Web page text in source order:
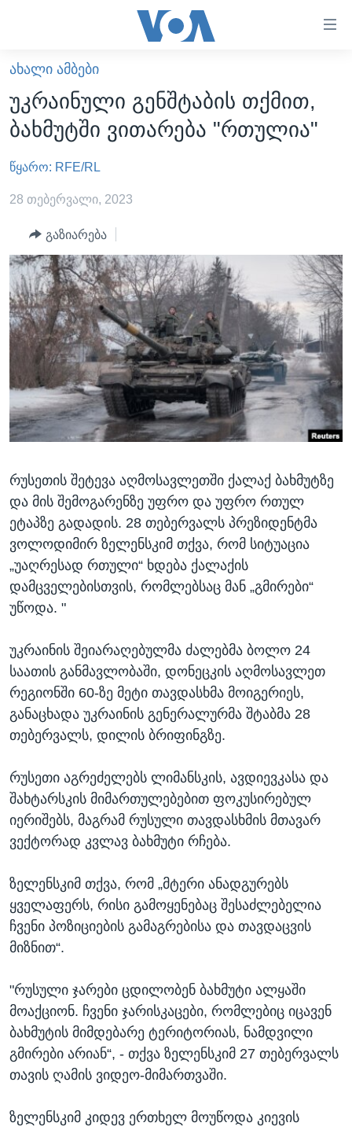
ხელმისაწვდომობისთვის
გადადით
მთავარზე
გადადით
მთავარ
გადადით
ძიებაზე
ᲐᲮᲐᲚᲘ ᲐᲛᲑᲔᲑᲘ
ᲡᲐᲥᲐᲠᲗᲕᲔᲚᲝ
ᲐᲨᲨ
ᲐᲨᲨ-ᲘᲡ ᲐᲠᲩᲔᲕᲜᲔᲑᲘ 2024
ᲛᲡᲝᲤᲚᲘᲝ
ᲕᲘᲓᲔᲝᲔᲑᲘ
ᲒᲐᲓᲐᲪᲔᲛᲔᲑᲘ
ᲕᲐᲨᲘᲜᲒᲢᲝᲜᲘ ᲓᲦᲔᲡ
ᲮᲔᲓᲕᲐ ᲕᲐᲨᲘᲜᲒᲢᲝᲜᲘᲓᲐᲜ
ᲡᲢᲣᲓᲘᲐ ᲕᲐᲨᲘᲜᲒᲢᲝᲜᲘ
ᲡᲮᲕᲐ ᲡᲘᲐᲮᲚᲔᲔᲑᲘ
ᲞᲝᲚᲘᲢᲘᲙᲐ
ᲔᲙᲝᲜᲝᲛᲘᲙᲐ
ᲯᲐᲜᲛᲠᲗᲔᲚᲝᲑᲐ
ᲛᲔᲪᲜᲘᲔᲠᲔᲑᲐ
ᲙᲣᲚᲢᲣᲠᲐ
ᲒᲐᲚᲘᲚᲔᲝ
ᲓᲔᲖᲘᲜᲤᲝᲠᲛᲐᲪᲘᲐ
ᲠᲣᲡᲔᲗᲘᲡ ᲨᲔᲭᲠᲐ ᲣᲙᲠᲐᲘᲜᲐᲨᲘ
Learning English
ᲗᲕᲐᲚᲘ ᲒᲕᲐᲓᲔᲕᲜᲔᲗ
ენები
ᲐᲮᲐᲚᲘ ᲐᲛᲑᲔᲑᲘ
უკრაინული გენშტაბის თქმით,
ბახმუტში ვითარება "რთულია"
წყარო: RFE/RL
28 თებერვალი, 2023
გაზიარება
რუსეთის შეტევა აღმოსავლეთში ქალაქ ბახმუტზე
და მის შემოგარენზე უფრო და უფრო რთულ
ეტაპზე გადადის. 28 თებერვალს პრეზიდენტმა
ვოლოდიმირ ზელენსკიმ თქვა, რომ სიტუაცია
„უაღრესად რთული“ ხდება ქალაქის
დამცველებისთვის, რომლებსაც მან „გმირები“
უწოდა. "
უკრაინის შეიარაღებულმა ძალებმა ბოლო 24
საათის განმავლობაში, დონეცკის აღმოსავლეთ
რეგიონში 60-ზე მეტი თავდასხმა მოიგერიეს,
განაცხადა უკრაინის გენერალურმა შტაბმა 28
თებერვალს, დილის ბრიფინგზე.
რუსეთი აგრეძელებს ლიმანსკის, ავდიევკასა და
შახტარსკის მიმართულებებით ფოკუსირებულ
იერიშებს, მაგრამ რუსული თავდასხმის მთავარ
ვექტორად კვლავ ბახმუტი რჩება.
ზელენსკიმ თქვა, რომ „მტერი ანადგურებს
ყველაფერს, რისი გამოყენებაც შესაძლებელია
ჩვენი პოზიციების გამაგრებისა და თავდაცვის
მიზნით“.
"რუსული ჯარები ცდილობენ ბახმუტი ალყაში
მოაქციონ. ჩვენი ჯარისკაცები, რომლებიც იცავენ
ბახმუტის მიმდებარე ტერიტორიას, ნამდვილი
გმირები არიან“, - თქვა ზელენსკიმ 27 თებერვალს
თავის ღამის ვიდეო-მიმართვაში.
ზელენსკიმ კიდევ ერთხელ მოუწოდა კიევის